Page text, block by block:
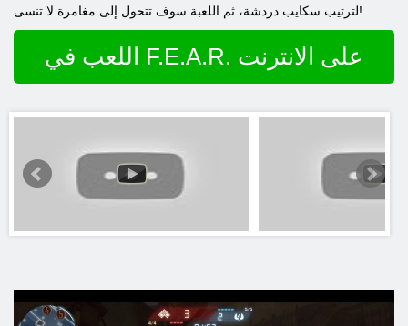
لترتيب سكايب دردشة، ثم اللعبة سوف تتحول إلى مغامرة لا تنسى!
اللعب في F.E.A.R. على الانترنت